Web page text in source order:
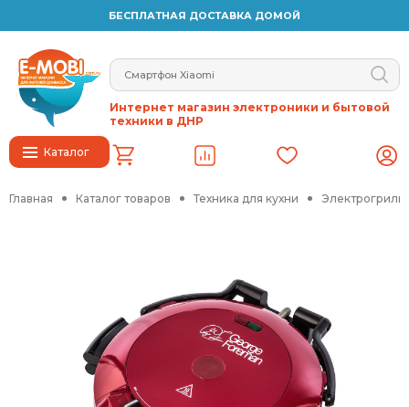
БЕСПЛАТНАЯ ДОСТАВКА ДОМОЙ
Каталог
Интернет магазин электроники и бытовой
техники в ДНР
Главная Каталог товаров Техника для кухни Электрогрили